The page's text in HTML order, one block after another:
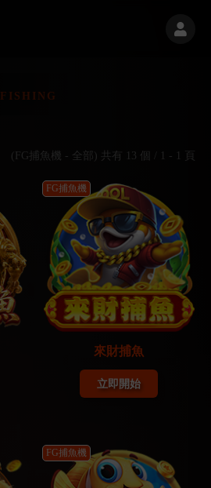
FISHING
(FG捕魚機 - 全部) 共有 13 個 / 1 - 1 頁
FG捕魚機
來財捕魚
立即開始
FG捕魚機